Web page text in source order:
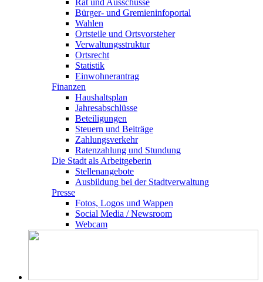
Rat und Ausschüsse
Bürger- und Gremieninfoportal
Wahlen
Ortsteile und Ortsvorsteher
Verwaltungsstruktur
Ortsrecht
Statistik
Einwohnerantrag
Finanzen
Haushaltsplan
Jahresabschlüsse
Beteiligungen
Steuern und Beiträge
Zahlungsverkehr
Ratenzahlung und Stundung
Die Stadt als Arbeitgeberin
Stellenangebote
Ausbildung bei der Stadtverwaltung
Presse
Fotos, Logos und Wappen
Social Media / Newsroom
Webcam